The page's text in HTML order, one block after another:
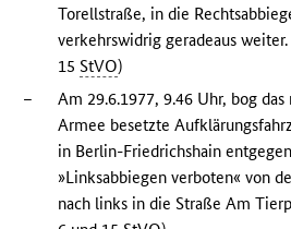
Torellstraße, in die
verkehrswidrig geradeaus
15StVO)
–
Am 29.6.1977, 9.46 Uhr, bog
Armee besetzte
in Berlin-Friedrichshain
»Linksabbiegen verboten« von
nach links in die Straße Am